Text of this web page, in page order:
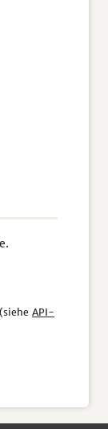
(siehe API-